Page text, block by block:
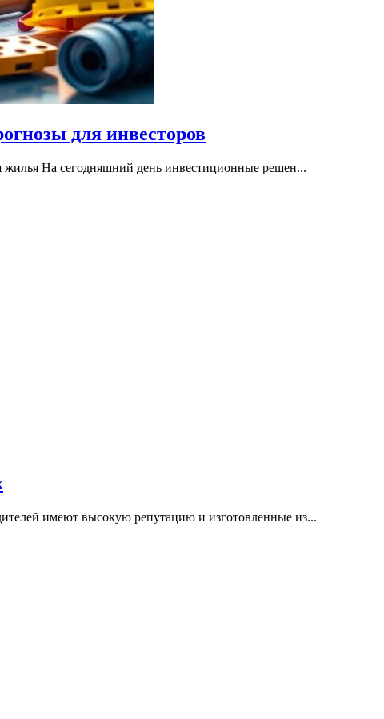
для инвесторов
На сегодняшний день инвестиционные решен...
имеют высокую репутацию и изготовленные из...